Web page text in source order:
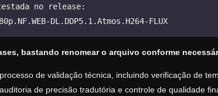
no release:
DL.DDP5.1.Atmos.H264-FLUX
bastando renomear o arquivo conforme
de validação técnica, incluindo verificação de
de precisão tradutória e controle de qualidade